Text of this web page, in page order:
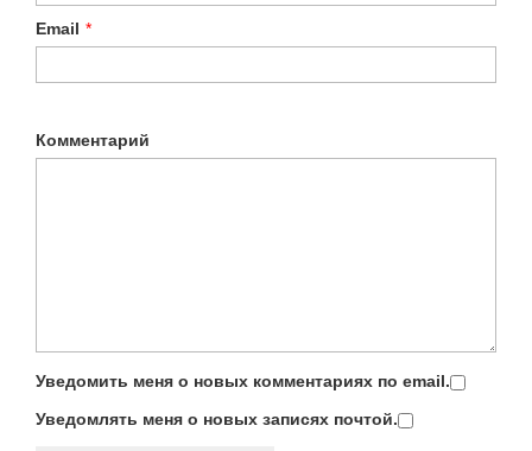
Email *
Комментарий
Уведомить меня о новых комментариях по email.
Уведомлять меня о новых записях почтой.